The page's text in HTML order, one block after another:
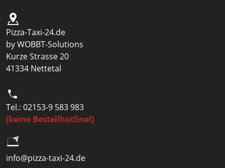
Pizza-Taxi-24.de
by WOBBT-Solutions
Kurze Strasse 20
41334 Nettetal
Tel.: 02153-9 583 983
(keine Bestellhotline!)
info@pizza-taxi-24.de